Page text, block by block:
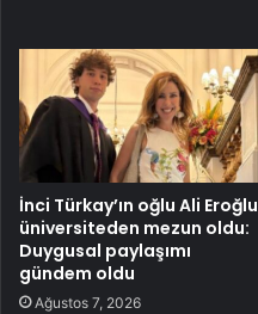
İnci Türkay’ın oğlu Ali Eroğlu
üniversiteden mezun oldu:
Duygusal paylaşımı
gündem oldu
Ağustos 7, 2026